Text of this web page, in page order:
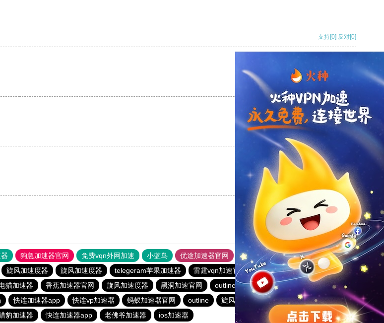
支持[0] 反对[0]
反对
反对[0]
狗急加速器官网 免费vqn外网加速 小蓝鸟 优途加速器官网 风驰加速器 旋风加速器
八戒看书
旋风加速度器 旋风加速度器 telegeram苹果加速器 雷霆vqn加速官网
暴雪vp永久免费加速器下载官网
猫加速器 香蕉加速器官网 旋风加速度器 黑洞加速官网 outline 永久免费vqn加速外网
极风加速器
快连加速器app 快连vp加速器 蚂蚁加速器官网 outline 旋风加速度器
蚂蚁加速npv下载官网ios
豹加速器 快连加速器app 老佛爷加速器 ios加速器